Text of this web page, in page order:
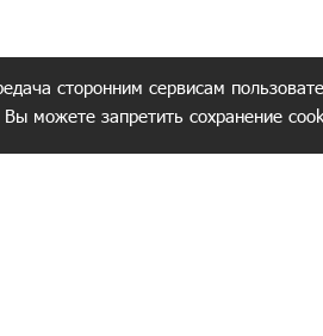
сторонним сервисам
можете запретить сохранение